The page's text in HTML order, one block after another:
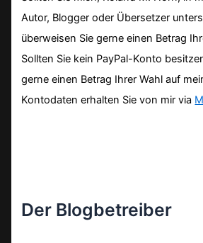
Autor, Blogger oder Übersetzer
überweisen Sie gerne einen Betrag
Sollten Sie kein PayPal-Konto
gerne einen Betrag Ihrer Wahl auf
Kontodaten erhalten Sie von mir via
Der Blogbetreiber